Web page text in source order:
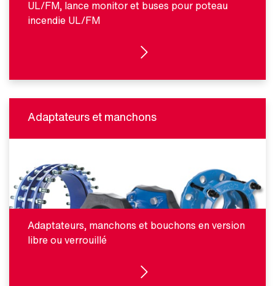
UL/FM, lance monitor et buses pour poteau
incendie UL/FM
VOIR LES PRODUITS
Adaptateurs et manchons
Adaptateurs, manchons et bouchons en version
libre ou verrouillé
VOIR LES PRODUITS